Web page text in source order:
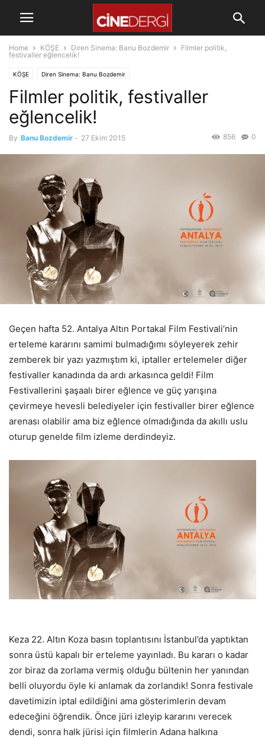
Home KÖŞE Diren Sinema: Banu Bozdemir
Filmler politik,
festivaller eğlencelik!
KÖŞE Diren Sinema: Banu Bozdemir
Filmler politik, festivaller
eğlencelik!
By Banu Bozdemir - 27 Ekim 2015 0
856
Geçen hafta 52. Antalya Altın Portakal Film Festivali’nin
erteleme kararını samimi bulmadığımı söyleyerek zehir
zemberek bir yazı yazmıştım ki, iptaller ertelemeler diğer
festivaller kanadında da ardı arkasınca geldi! Film
Festivallerini şaşaalı birer eğlence ve güç yarışına
çevirmeye hevesli belediyeler için festivaller birer eğlence
arenası olabilir ama biz eğlence olmadığında da akıllı uslu
oturup genelde film izleme derdindeyiz.
Keza 22. Altın Koza basın toplantısını İstanbul’da yaptıktan
sonra üstü kapalı bir erteleme yayınladı. Bu kararı o kadar
zor biraz da zorlama vermiş olduğu bültenin her yanından
belli oluyordu öyle ki anlamak da zorlandık! Sonra festivale
davetimizin iptal edildiğini ama gösterimlerin devam
edeceğini öğrendik. Önce jüri izleyip kararını verecek
dendi, sonra halk jürisi için filmlerin Adana halkına